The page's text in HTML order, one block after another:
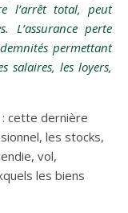
l’arrêt total, peut
L’assurance perte
permettant
salaires, les loyers,
: cette dernière
les stocks,
vol,
les biens